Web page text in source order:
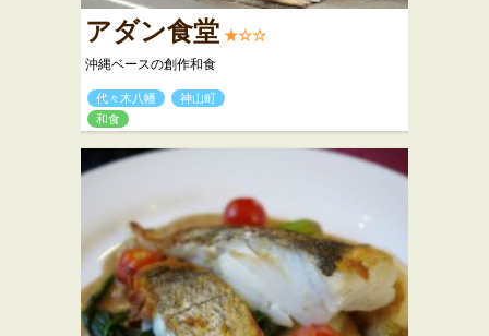
アダン食堂 ★☆☆
沖縄ベースの創作和食
代々木八幡
神山町
和食